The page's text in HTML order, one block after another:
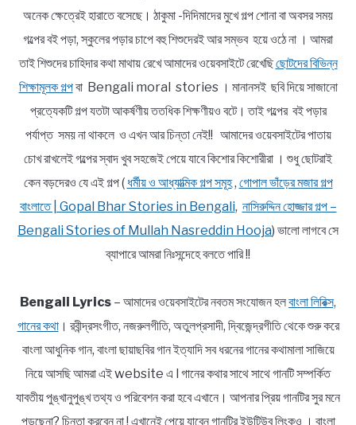
অনেক ক্ষেত্রেই হারাতে বসেছে। ঠাকুমা -দিদিমাদের মুখে গল্প শোনা বা অবসর সময়
গল্পের বই পড়া, স্কুলের পড়ার চাপে বহু শিশুদেরই আর সম্ভব হয়ে ওঠে না । আমরা
তাই শিশুদের চাহিদার কথা মাথায় রেখে আমাদের ওয়েবসাইটে রেখেছিছোটদের বিভিন্ন
শিক্ষামূলক গল্পবা Bengali moral stories । মানানসই ছবি দিয়ে সাজানো
প্রত্যেকটি গল্প যতটা আকর্ষণীয় ততধিক শিক্ষণীয়ও বটে। তাই গল্পের বই পড়ার
পর্যাপ্ত সময় না থাকলে ও এখন আর চিন্তা নেই!! আমাদের ওয়েবসাইটের পাতায়
চোখ রাখলেই গল্পের স্বাদ খুব সহজেই পেয়ে যাবে কিশোর কিশোরীরা । শুধু ছোটরাই
কেন বড়দেরও যে এই গল্প ( ধর্মীয় ও আধ্যাত্মিক গল্প সমূহ, গোপাল ভাঁড়ের মজার গল্প
বাংলাতে | Gopal Bhar Stories in Bengali, নাসিরুদ্দিন হোজ্জার গল্প –
Bengali Stories of Mullah Nasreddin Hooja) ভালো লাগবে সে
ব্যাপারে আমরা নিঃসন্দেহে বলতে পারি !!
Bengali Lyrics – আমাদের ওয়েবসাইটের নবতম সংযোজন হলবাংলা লিরিক্স,
গানের কথা। রবীন্দ্রসংগীত, নজরুলগীতি, অতুলপ্রসাদী, দ্বিজেন্দ্রগীতি থেকে শুরু করে
বাংলা আধুনিক গান, বাংলা ছায়াছবির গান ইত্যাদি সব ধরনের গানের কথামালা সাজিয়ে
নিয়ে আসছি আমরা এই website এ l গানের কথার সাথে সাথে গানটি সম্পর্কিত
যাবতীয় পুঙ্খানুপুঙ্খ তথ্য ও পরিবেশন করা হবে এখানে। আপনার প্রিয় গানটির সুর মনে
পড়ছেনা? চিন্তা করবেন না ! এখানেই পেয়ে যাবেন গানটির ইউটিউব লিংকও । বাংলা